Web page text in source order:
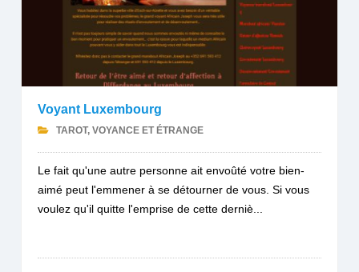
Voyant Luxembourg
TAROT, VOYANCE ET ÉTRANGE
Le fait qu'une autre personne ait envoûté votre bien-
aimé peut l'emmener à se détourner de vous. Si vous
voulez qu'il quitte l'emprise de cette derniè...